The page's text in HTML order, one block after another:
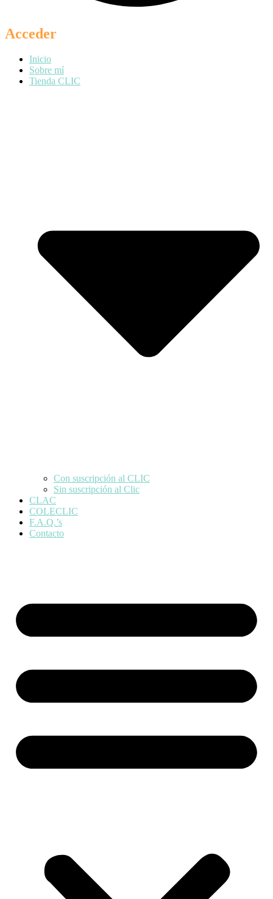
Acceder
Inicio
Sobre mí
Tienda CLIC
Con suscripción al CLIC
Sin suscripción al Clic
CLAC
COLECLIC
F.A.Q.’s
Contacto